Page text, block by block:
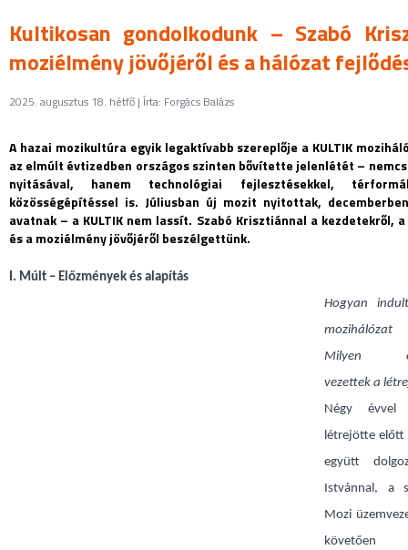
Kultikosan gondolkodunk – Szabó
moziélmény jövőjéről és a hálózat
2025. augusztus 18. hétfő | Írta: Forgács Balázs
A hazai mozikultúra egyik legaktívabb szereplője a KULTIK
az elmúlt évtizedben országos szinten bővítette jelenlétét –
nyitásával, hanem technológiai fejlesztésekkel,
közösségépítéssel is. Júliusban új mozit nyitottak,
avatnak – a KULTIK nem lassít. Szabó Krisztiánnal a kezdetekről,
és a moziélmény jövőjéről beszélgettünk.
I. Múlt – Előzmények és alapítás
Hogyan
mozihálózat
Milyen
vezettek a
Négy évvel
létrejötte előtt
együtt
Istvánnal, a
Mozi
követően